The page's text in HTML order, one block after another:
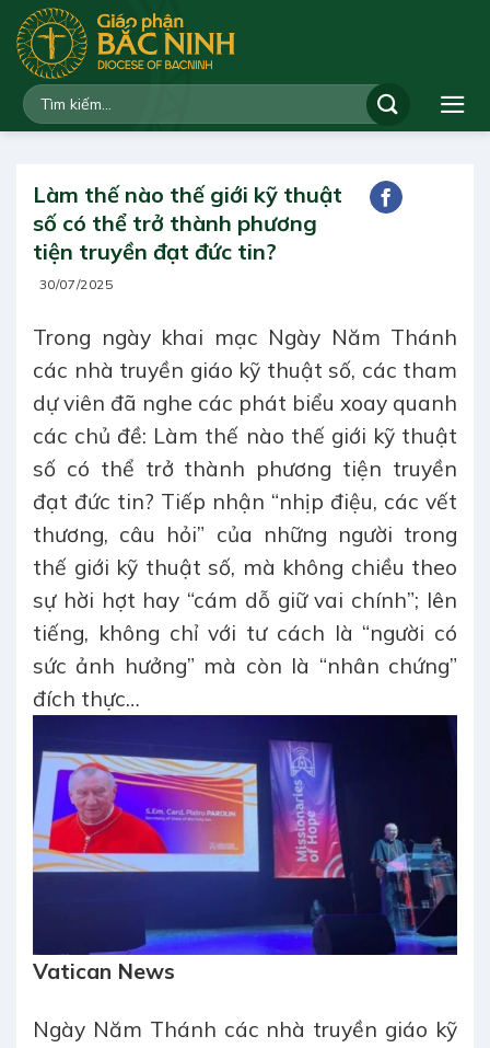
qua
dung
Làm thế nào thế giới kỹ thuật
số có thể trở thành phương
tiện truyền đạt đức tin?
30/07/2025
Trong ngày khai mạc Ngày Năm Thánh
các nhà truyền giáo kỹ thuật số, các tham
dự viên đã nghe các phát biểu xoay quanh
các chủ đề: Làm thế nào thế giới kỹ thuật
số có thể trở thành phương tiện truyền
đạt đức tin? Tiếp nhận “nhịp điệu, các vết
thương, câu hỏi” của những người trong
thế giới kỹ thuật số, mà không chiều theo
sự hời hợt hay “cám dỗ giữ vai chính”; lên
tiếng, không chỉ với tư cách là “người có
sức ảnh hưởng” mà còn là “nhân chứng”
đích thực…
Vatican News
Ngày Năm Thánh các nhà truyền giáo kỹ